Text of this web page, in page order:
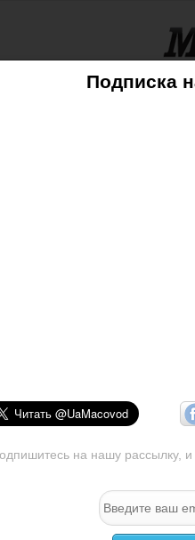
Подписка
на нашу рассылку, и
Советы Mac
на новый